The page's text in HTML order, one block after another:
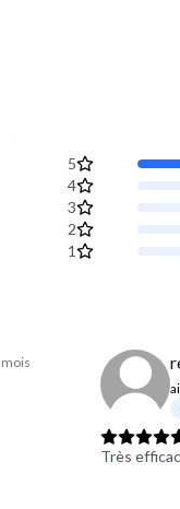
5
4
3
2
1
mois
Très